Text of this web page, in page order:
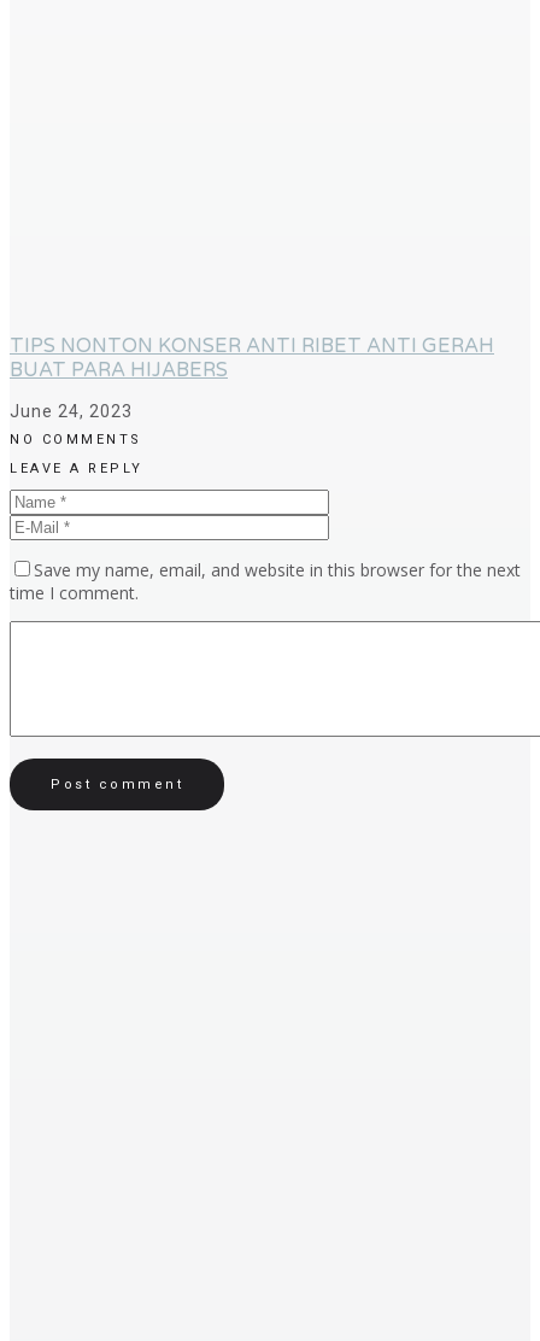
TIPS NONTON KONSER ANTI RIBET ANTI GERAH
BUAT PARA HIJABERS
June 24, 2023
NO COMMENTS
LEAVE A REPLY
Save my name, email, and website in this browser for the next
time I comment.